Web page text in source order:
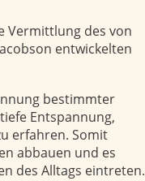
Vermittlung des von
entwickelten
bestimmter
Entspannung,
erfahren. Somit
abbauen und es
des Alltags eintreten.